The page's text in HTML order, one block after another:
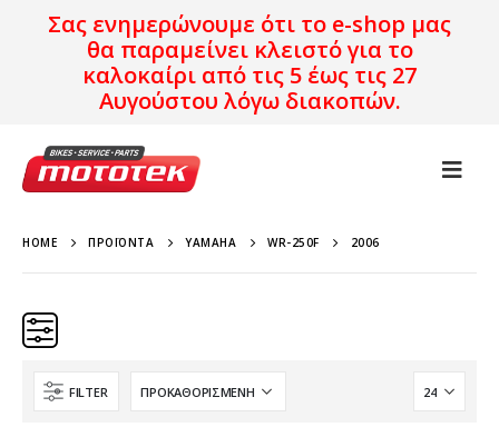
Σας ενημερώνουμε ότι το e-shop μας
θα παραμείνει κλειστό για το
καλοκαίρι από τις 5 έως τις 27
Αυγούστου λόγω διακοπών.
HOME ΠΡΟΪΌΝΤΑ YAMAHA WR-250F 2006
Κατηγορίες
FILTER